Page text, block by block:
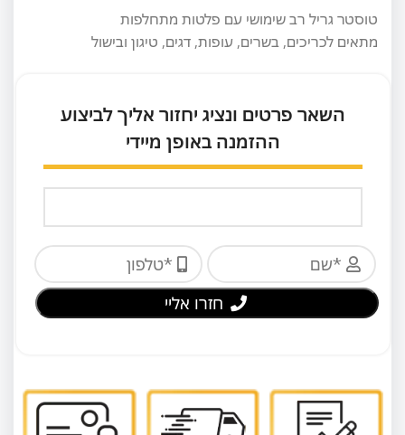
טוסטר גריל רב שימושי עם פלטות מתחלפות
מתאים לכריכים, בשרים, עופות, דגים, טיגון ובישול
השאר פרטים ונציג יחזור אליך לביצוע
ההזמנה באופן מיידי
חזרו אליי